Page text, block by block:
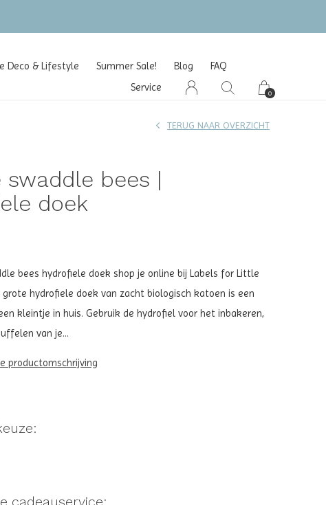
Deco & Lifestyle Summer Sale! Blog
FAQ
Service
0
swaddle bees |
doek
TERUG NAAR OVERZICHT
bees hydrofiele doek shop je online bij Labels for Little
grote hydrofiele doek van zacht biologisch katoen is een
kleintje in huis. Gebruik de hydrofiel voor het inbakeren,
van je...
productomschrijving
cadeauservice: